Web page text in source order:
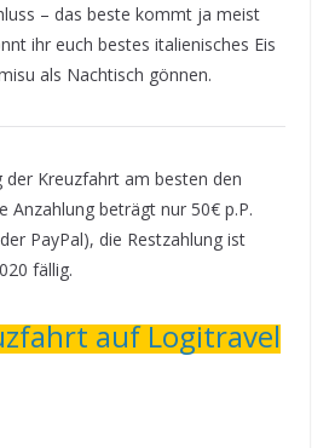
– das beste kommt ja meist
ihr euch bestes italienisches Eis
als Nachtisch gönnen.
Kreuzfahrt am besten den
Anzahlung beträgt nur 50€ p.P.
PayPal), die Restzahlung ist
fällig.
auf Logitravel